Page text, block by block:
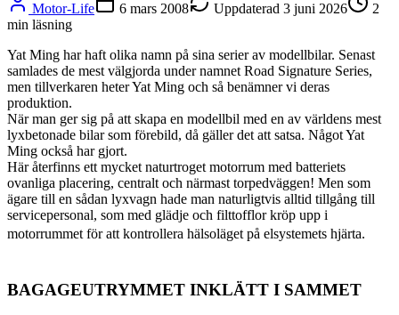
Motor-Life 6 mars 2008 Uppdaterad 3 juni 2026
2
min läsning
Yat Ming har haft olika namn på sina serier av modellbilar. Senast
samlades de mest välgjorda under namnet Road Signature Series,
men tillverkaren heter Yat Ming och så benämner vi deras
produktion.
När man ger sig på att skapa en modellbil med en av världens mest
lyxbetonade bilar som förebild, då gäller det att satsa. Något Yat
Ming också har gjort.
Här återfinns ett mycket naturtroget motorrum med batteriets
ovanliga placering, centralt och närmast torpedväggen! Men som
ägare till en sådan lyxvagn hade man naturligtvis alltid tillgång till
servicepersonal, som med glädje och filttofflor kröp upp i
motorrummet för att kontrollera hälsoläget på elsystemets hjärta.
BAGAGEUTRYMMET INKLÄTT I SAMMET